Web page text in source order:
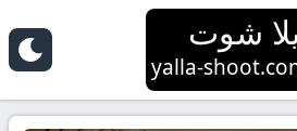
يلا شوت
yalla-